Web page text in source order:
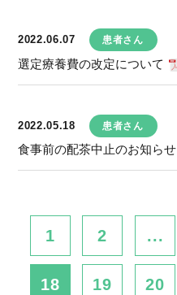
2022.06.07 患者さん
選定療養費の改定について
2022.05.18 患者さん
食事前の配茶中止のお知らせ
1 2 ...
18 19 20